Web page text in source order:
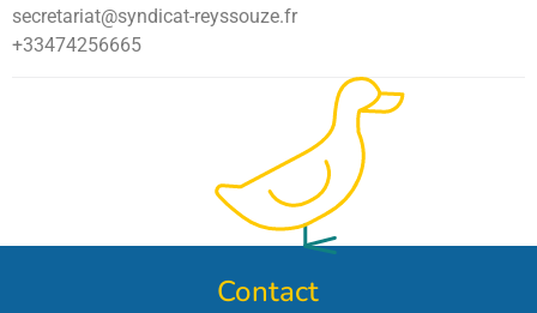
secretariat@syndicat-reyssouze.fr
+33474256665
Contact